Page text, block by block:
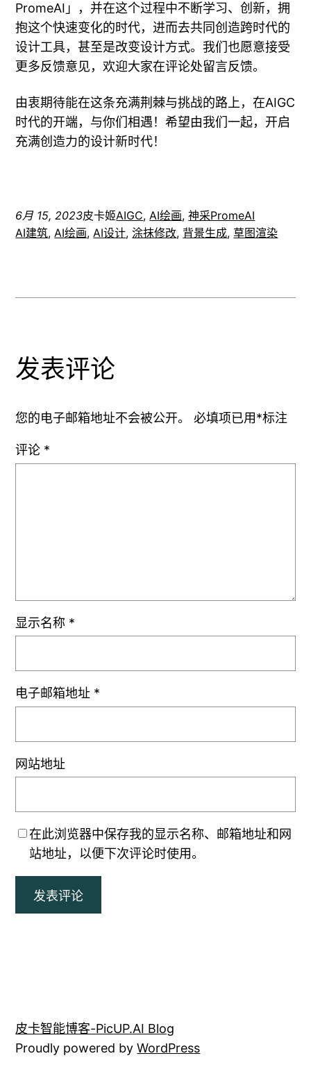
PromeAI」，并在这个过程中不断学习、创新，拥
抱这个快速变化的时代，进而去共同创造跨时代的
设计工具，甚至是改变设计方式。我们也愿意接受
更多反馈意见，欢迎大家在评论处留言反馈。
由衷期待能在这条充满荆棘与挑战的路上，在AIGC
时代的开端，与你们相遇！希望由我们一起，开启
充满创造力的设计新时代！
6月 15, 2023皮卡姬AIGC, AI绘画, 神采PromeAI
AI建筑, AI绘画, AI设计, 涂抹修改, 背景生成, 草图渲染
发表评论
您的电子邮箱地址不会被公开。 必填项已用*标注
评论 *
显示名称 *
电子邮箱地址 *
网站地址
在此浏览器中保存我的显示名称、邮箱地址和网
站地址，以便下次评论时使用。
皮卡智能博客-PicUP.AI Blog
Proudly powered byWordPress